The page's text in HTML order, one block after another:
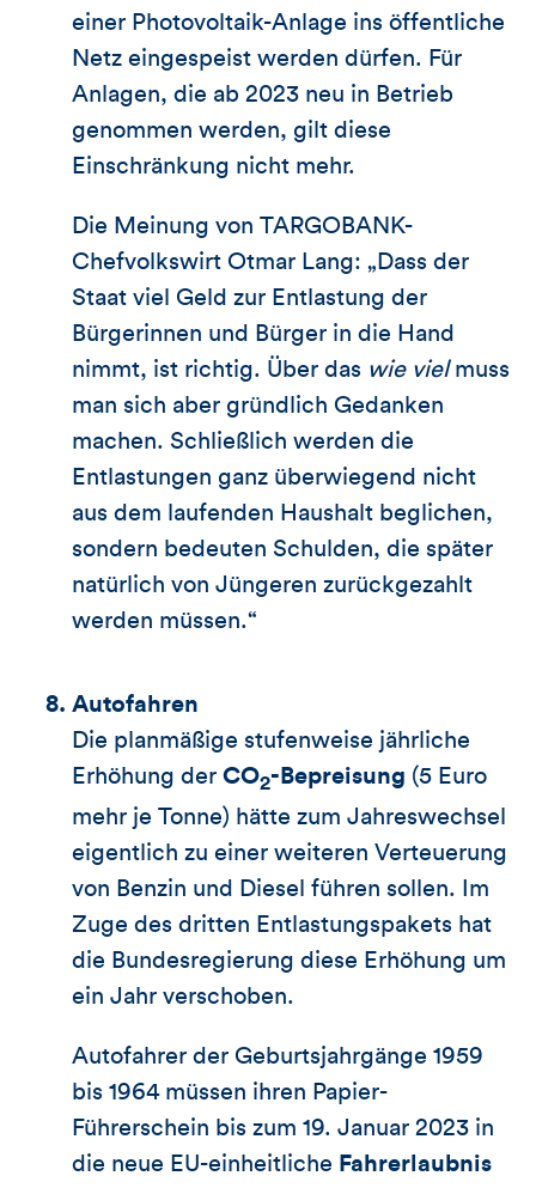
einer Photovoltaik-Anlage ins öffentliche
Netz eingespeist werden dürfen. Für
Anlagen, die ab 2023 neu in Betrieb
genommen werden, gilt diese
Einschränkung nicht mehr.
Die Meinung von TARGOBANK-
Chefvolkswirt Otmar Lang: „Dass der
Staat viel Geld zur Entlastung der
Bürgerinnen und Bürger in die Hand
nimmt, ist richtig. Über das wie vielmuss
man sich aber gründlich Gedanken
machen. Schließlich werden die
Entlastungen ganz überwiegend nicht
aus dem laufenden Haushalt beglichen,
sondern bedeuten Schulden, die später
natürlich von Jüngeren zurückgezahlt
werden müssen.“
Autofahren
Die planmäßige stufenweise jährliche
Erhöhung der CO2-Bepreisung (5 Euro
mehr je Tonne) hätte zum Jahreswechsel
eigentlich zu einer weiteren Verteuerung
von Benzin und Diesel führen sollen. Im
Zuge des dritten Entlastungspakets hat
die Bundesregierung diese Erhöhung um
ein Jahr verschoben.
Autofahrer der Geburtsjahrgänge 1959
bis 1964 müssen ihren Papier-
Führerschein bis zum 19. Januar 2023 in
die neue EU-einheitliche Fahrerlaubnis